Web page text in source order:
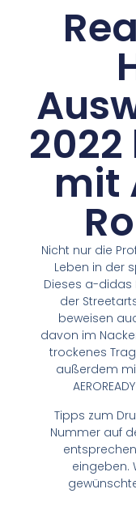
mit
Nicht nur die
Leben in der
Dieses a-didas
der
beweisen
davon im
trockenes
außerdem
Tipps zum
Nummer auf
eingeben.